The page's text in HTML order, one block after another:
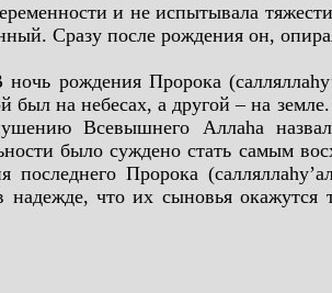
и не испытывала
Сразу после рождения он,
рождения Пророка
на небесах, а другой – на
Всевышнего Аллаhа
было суждено стать самым
Пророка
что их сыновья